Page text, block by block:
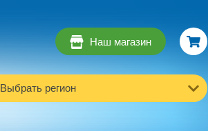
Наш магазин
Выбрать регион